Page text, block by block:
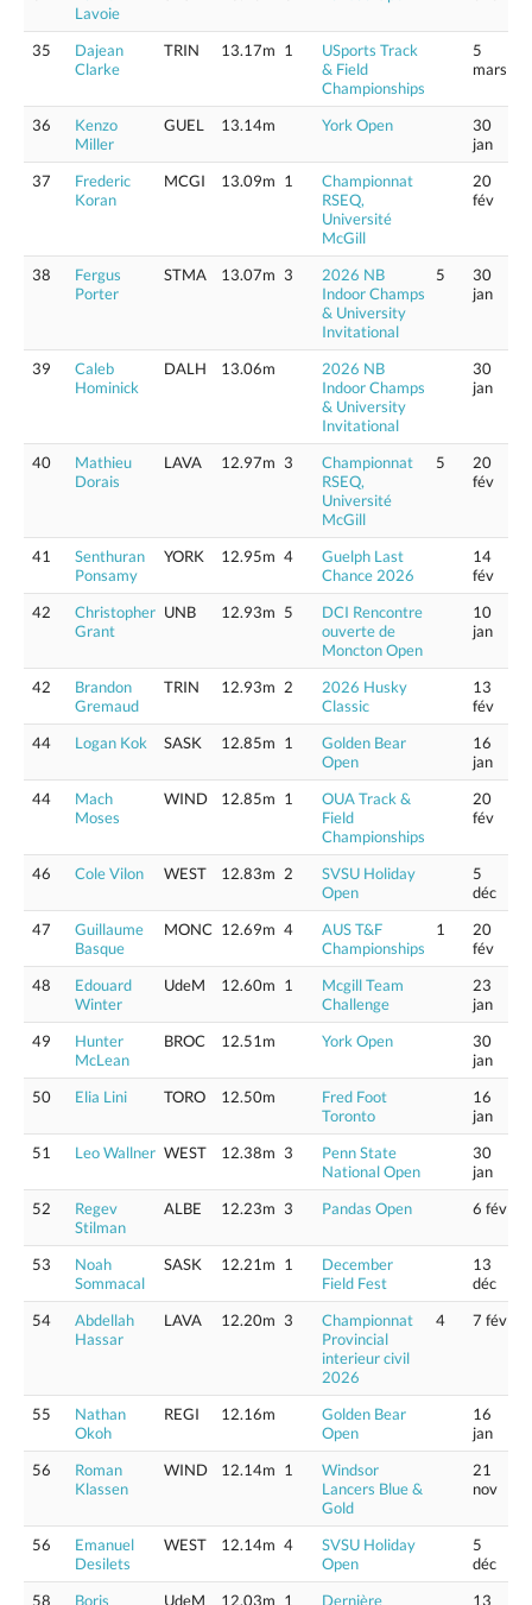
Lavoie
35
Dajean
Clarke
TRIN 13.17m 1
USports Track
& Field
Championships
5
mars
36
Kenzo
Miller
GUEL 13.14m York Open
30
jan
37
Frederic
Koran
MCGI 13.09m 1
Championnat
RSEQ,
Université
McGill
20
fév
38
Fergus
Porter
STMA 13.07m 3
2026 NB
Indoor Champs
& University
Invitational
5
30
jan
39
Caleb
Hominick
DALH 13.06m
2026 NB
Indoor Champs
& University
Invitational
30
jan
40
Mathieu
Dorais
LAVA 12.97m 3
Championnat
RSEQ,
Université
McGill
5
20
fév
41
Senthuran
Ponsamy
YORK 12.95m 4
Guelph Last
Chance 2026
14
fév
42
Christopher
Grant
UNB 12.93m 5
DCI Rencontre
ouverte de
Moncton Open
10
jan
42
Brandon
Gremaud
TRIN 12.93m 2
2026 Husky
Classic
13
fév
44
Logan Kok SASK 12.85m 1
Golden Bear
Open
16
jan
44
Mach
Moses
WIND 12.85m 1
OUA Track &
Field
Championships
20
fév
46 Cole Vilon WEST 12.83m 2
SVSU Holiday
Open
5
déc
47
Guillaume
Basque
MONC 12.69m 4
AUS T&F
Championships
1
20
fév
48
Edouard
Winter
UdeM 12.60m 1
Mcgill Team
Challenge
23
jan
49
Hunter
McLean
BROC 12.51m York Open
30
jan
50
Elia Lini TORO 12.50m
Fred Foot
Toronto
16
jan
51
Leo Wallner WEST 12.38m 3
Penn State
National Open
30
jan
52
Regev
Stilman
ALBE 12.23m 3 Pandas Open 6 fév
53
Noah
Sommacal
SASK 12.21m 1
December
Field Fest
13
déc
54
Abdellah
Hassar
LAVA 12.20m 3
Championnat
Provincial
interieur civil
2026
4 7 fév
55
Nathan
Okoh
REGI 12.16m
Golden Bear
Open
16
jan
56
Roman
Klassen
WIND 12.14m 1
Windsor
Lancers Blue &
Gold
21
nov
56
Emanuel
Desilets
WEST 12.14m 4
SVSU Holiday
Open
5
déc
58
Boris
UdeM 12.03m 1
Dernière
13